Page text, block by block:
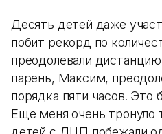
Десять детей даже
побит рекорд по
преодолевали
парень, Максим,
порядка пяти часов. Это
Еще меня очень тронуло